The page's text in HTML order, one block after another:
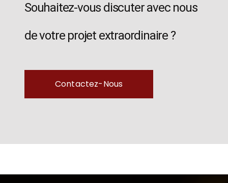
Souhaitez-vous discuter avec nous
de votre projet extraordinaire ?
Contactez-Nous